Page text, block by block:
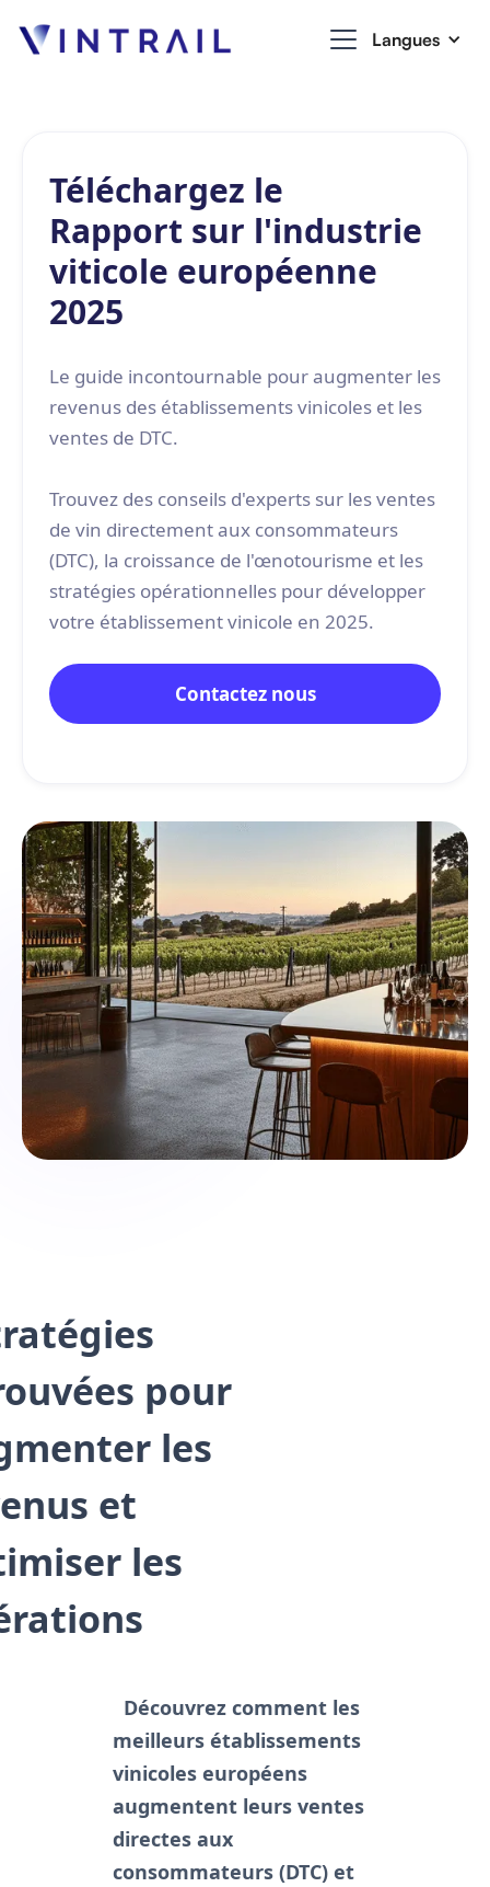
Langues
Téléchargez le
Rapport sur l'industrie
viticole européenne
2025
Le guide incontournable pour augmenter les
revenus des établissements vinicoles et les
ventes de DTC.
Trouvez des conseils d'experts sur les ventes
de vin directement aux consommateurs
(DTC), la croissance de l'œnotourisme et les
stratégies opérationnelles pour développer
votre établissement vinicole en 2025.
Contactez nous
pour
les
et
les
Découvrez comment les
meilleurs établissements
vinicoles européens
augmentent leurs ventes
directes aux
consommateurs (DTC) et